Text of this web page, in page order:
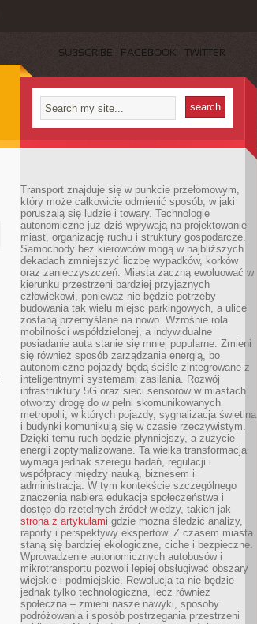
SUBSCRIBE FACEBOOK TWITTER
Transport znajduje się w punkcie przełomowym,
który może całkowicie odmienić sposób, w jaki
poruszają się ludzie i towary. Technologie
autonomiczne już dziś wpływają na projektowanie
miast, organizację ruchu i struktury gospodarcze.
Samochody bez kierowców mogą w najbliższych
dekadach zmniejszyć liczbę wypadków, korków
oraz zanieczyszczeń. Miasta zaczną ewoluować w
kierunku przestrzeni bardziej przyjaznych
człowiekowi, ponieważ nie będzie potrzeby
budowania tak wielu miejsc parkingowych, a ulice
zostaną przemyślane na nowo. Wzrośnie rola
mobilności współdzielonej, a indywidualne
posiadanie auta stanie się mniej popularne. Zmieni
się również sposób zarządzania energią, bo
autonomiczne pojazdy będą ściśle zintegrowane z
inteligentnymi systemami zasilania. Rozwój
infrastruktury 5G oraz sieci sensorów w miastach
otworzy drogę do w pełni skomunikowanych
metropolii, w których pojazdy, sygnalizacja świetlna
i budynki komunikują się w czasie rzeczywistym.
Dzięki temu ruch będzie płynniejszy, a zużycie
energii zoptymalizowane. Ta wielka transformacja
wymaga jednak szeregu badań, regulacji i
współpracy między nauką, biznesem i
administracją. W tym kontekście szczególnego
znaczenia nabiera edukacja społeczeństwa i
dostęp do rzetelnych źródeł wiedzy, takich jak
strona z artykułami gdzie można śledzić analizy,
raporty i perspektywy ekspertów. Z czasem miasta
staną się bardziej ekologiczne, ciche i bezpieczne.
Wprowadzenie autonomicznych autobusów i
mikrotransportu pozwoli lepiej obsługiwać obszary
wiejskie i podmiejskie. Rewolucja ta nie będzie
jednak tylko technologiczna, lecz również
społeczna – zmieni nasze nawyki, sposoby
podróżowania i sposób postrzegania przestrzeni